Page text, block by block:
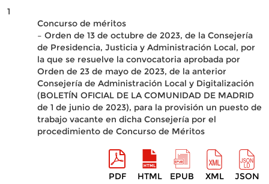
1
Concurso de méritos
– Orden de 13 de octubre de 2023, de la Consejería
de Presidencia, Justicia y Administración Local, por
la que se resuelve la convocatoria aprobada por
Orden de 23 de mayo de 2023, de la anterior
Consejería de Administración Local y Digitalización
(BOLETÍN OFICIAL DE LA COMUNIDAD DE MADRID
de 1 de junio de 2023), para la provisión un puesto de
trabajo vacante en dicha Consejería por el
procedimiento de Concurso de Méritos
PDF HTML EPUB XML JSON